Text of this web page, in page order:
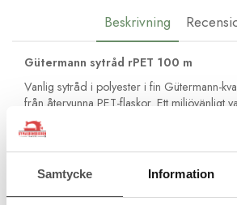
Samtycke Information
Beskrivning
Gütermann sytråd rPET 100 m
Vanlig sytråd i polyester i fin Gütermann-
från återvunna PET-flaskor. Ett miljövänligt
Tillverkad i Tyskland
Dammfri